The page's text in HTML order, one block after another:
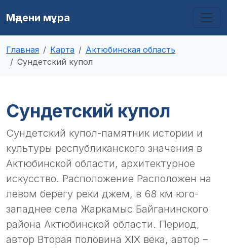
Мәдени мұра
Главная Карта
Актюбинская область
Сундетский купол
Сундетский купол
Сундетский купол-памятник истории и
культуры республиканского значения в
Актюбинской области, архитектурное
искусство. Расположение Расположен на
левом берегу реки джем, в 68 км юго-
западнее села Жаркамыс Байганинского
района Актюбинской области. Период,
автор Вторая половина XIX века, автор –